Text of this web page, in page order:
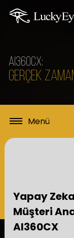
AI360CX:
GERÇEK
Yapay
Müşteri
AI360CX